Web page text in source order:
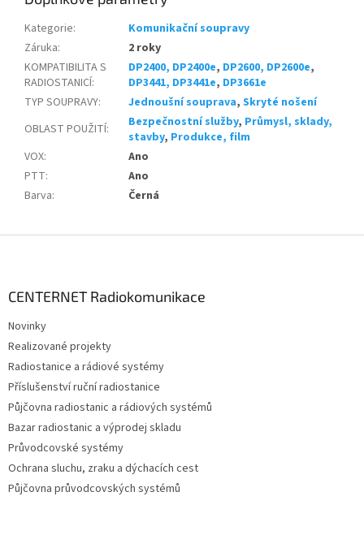
Kategorie:
Komunikační soupravy
Záruka:
2 roky
KOMPATIBILITA S
RADIOSTANICÍ:
DP2400, DP2400e, DP2600, DP2600e,
DP3441, DP3441e, DP3661e
TYP SOUPRAVY: Jednoušní souprava, Skryté nošení
OBLAST POUŽITÍ: Bezpečnostní služby, Průmysl, sklady,
stavby, Produkce, film
VOX:
Ano
PTT:
Ano
Barva: Černá
CENTERNET Radiokomunikace
Novinky
Realizované projekty
Radiostanice a rádiové systémy
Příslušenství ruční radiostanice
Půjčovna radiostanic a rádiových systémů
Bazar radiostanic a výprodej skladu
Průvodcovské systémy
Ochrana sluchu, zraku a dýchacích cest
Půjčovna průvodcovských systémů